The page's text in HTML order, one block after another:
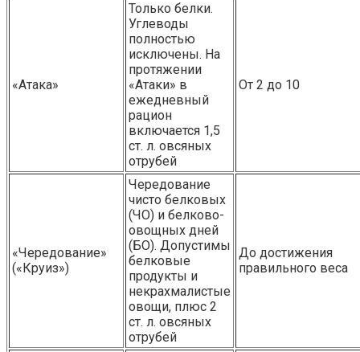
«Атака»
Только белки.
Углеводы
полностью
исключены. На
протяжении
«Атаки» в
ежедневный
рацион
включается 1,5
ст. л. овсяных
отрубей
От 2 до 10
«Чередование»
(«Круиз»)
Чередование
чисто белковых
(ЧО) и белково-
овощных дней
(БО). Допустимы
белковые
продукты и
некрахмалистые
овощи, плюс 2
ст. л. овсяных
отрубей
До достижения
правильного веса